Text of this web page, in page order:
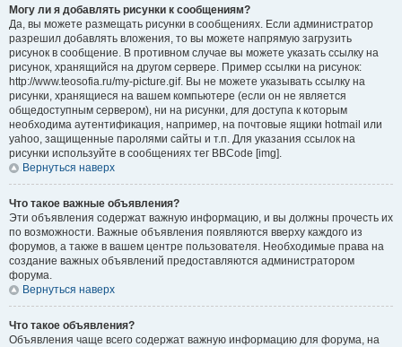
Могу ли я добавлять рисунки к сообщениям?
Да, вы можете размещать рисунки в сообщениях. Если администратор
разрешил добавлять вложения, то вы можете напрямую загрузить
рисунок в сообщение. В противном случае вы можете указать ссылку на
рисунок, хранящийся на другом сервере. Пример ссылки на рисунок:
http://www.teosofia.ru/my-picture.gif. Вы не можете указывать ссылку на
рисунки, хранящиеся на вашем компьютере (если он не является
общедоступным сервером), ни на рисунки, для доступа к которым
необходима аутентификация, например, на почтовые ящики hotmail или
yahoo, защищенные паролями сайты и т.п. Для указания ссылок на
рисунки используйте в сообщениях тег BBCode [img].
Вернуться наверх
Что такое важные объявления?
Эти объявления содержат важную информацию, и вы должны прочесть их
по возможности. Важные объявления появляются вверху каждого из
форумов, а также в вашем центре пользователя. Необходимые права на
создание важных объявлений предоставляются администратором
форума.
Вернуться наверх
Что такое объявления?
Объявления чаще всего содержат важную информацию для форума, на